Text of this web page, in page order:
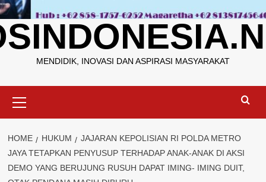
MENDIDIK, INOVASI DAN ASPIRASI MASYARAKAT
Menu
HOME HUKUM
JAJARAN KEPOLISIAN RI POLDA METRO
JAYA TETAPKAN PENYUSUP TERHADAP ANAK-ANAK DI AKSI
DEMO YANG BERUJUNG RUSUH DAPAT IMING- IMING DUIT,